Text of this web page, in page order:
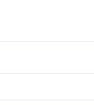
umschalten